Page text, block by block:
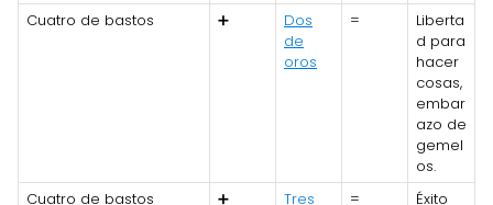
Cuatro de bastos
➕
Dos
de
oros
=
Liberta
d para
hacer
cosas,
embar
azo de
gemel
os.
Cuatro de bastos
➕ Tres = Éxito